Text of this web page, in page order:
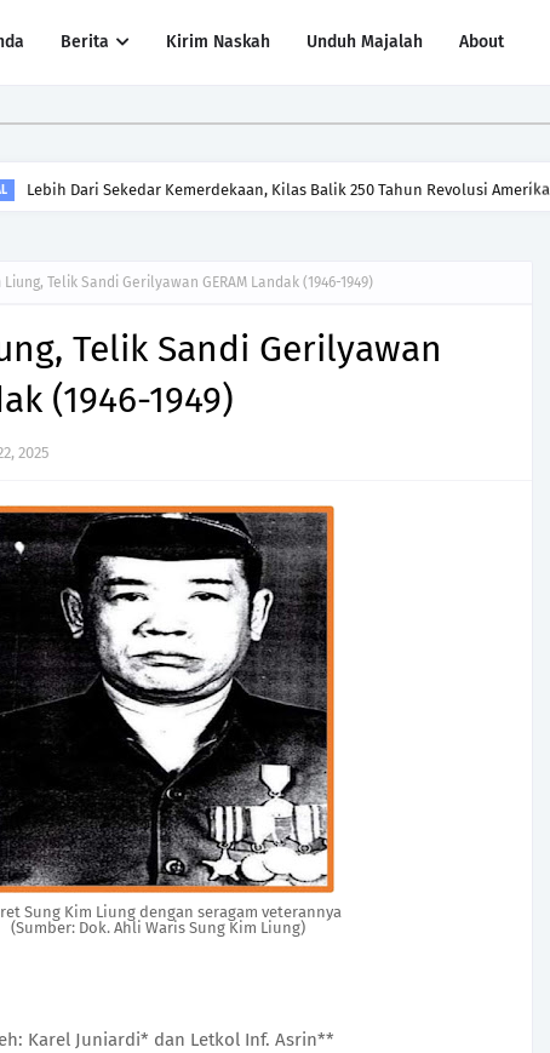
Berita Kirim Naskah Unduh Majalah About
Lebih Dari Sekedar Kemerdekaan, Kilas Balik 250 Tahun Revolusi Amerika
Liung, Telik Sandi Gerilyawan GERAM Landak (1946-1949)
Telik Sandi Gerilyawan
(1946-1949)
2025
Sung Kim Liung dengan seragam veterannya
(Sumber: Dok. Ahli Waris Sung Kim Liung)
Karel Juniardi* dan Letkol Inf. Asrin**